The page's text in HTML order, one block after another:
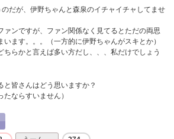
だが、伊野ちゃんと森泉のイチャイチャしてませ
ァンですが、ファン関係なく見てるとただの両思
います。。。（一方的に伊野ちゃんがスキとか）
ちらかと言えば多い方だし、、、私だけでしょう
と皆さんはどう思いますか？
たならすいません）